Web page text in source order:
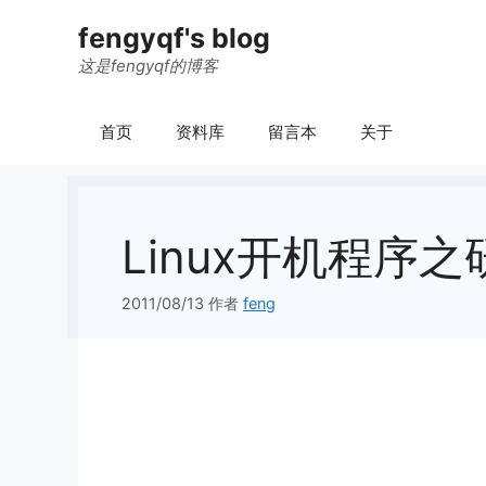
fengyqf's blog
这是fengyqf的博客
首页 资料库 留言本 关于
Linux开机程序之
2011/08/13 作者 feng